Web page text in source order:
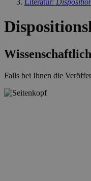
Literatur:
Falls bei Ihnen die